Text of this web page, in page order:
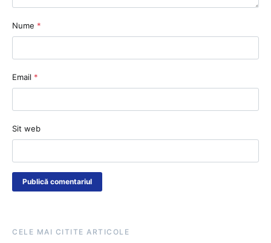
Nume *
Email *
Sit web
CELE MAI CITITE ARTICOLE